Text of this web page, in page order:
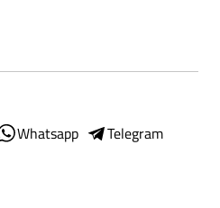
Whatsapp
Telegram